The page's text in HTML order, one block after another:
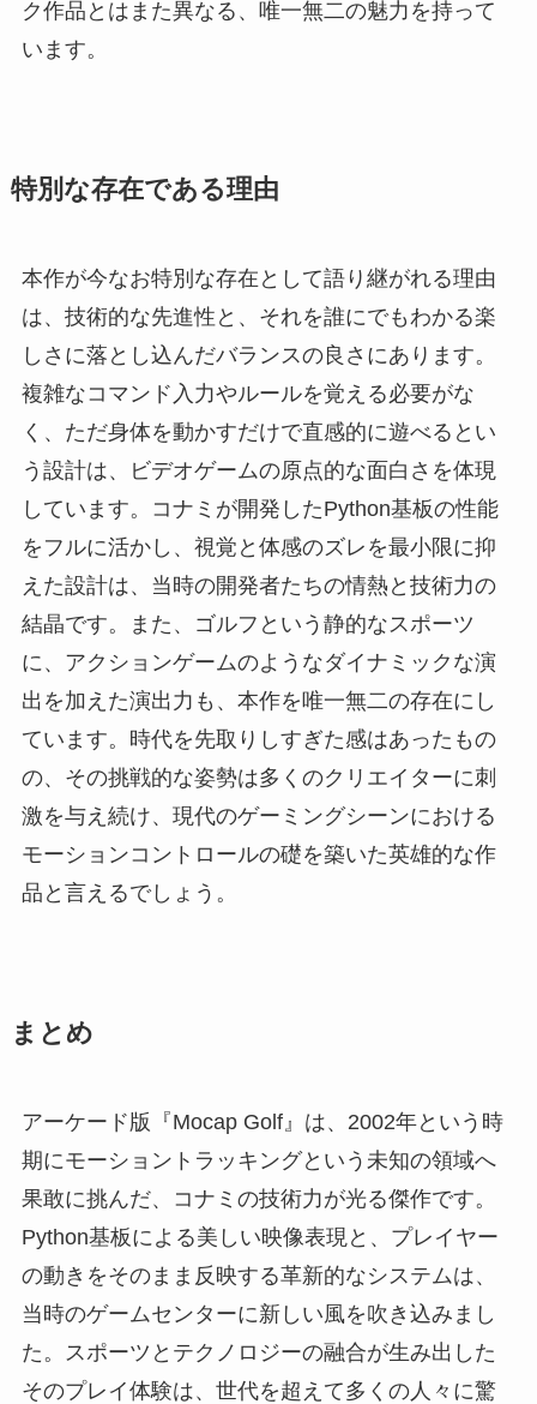
ク作品とはまた異なる、唯一無二の魅力を持って
います。
特別な存在である理由
本作が今なお特別な存在として語り継がれる理由
は、技術的な先進性と、それを誰にでもわかる楽
しさに落とし込んだバランスの良さにあります。
複雑なコマンド入力やルールを覚える必要がな
く、ただ身体を動かすだけで直感的に遊べるとい
う設計は、ビデオゲームの原点的な面白さを体現
しています。コナミが開発したPython基板の性能
をフルに活かし、視覚と体感のズレを最小限に抑
えた設計は、当時の開発者たちの情熱と技術力の
結晶です。また、ゴルフという静的なスポーツ
に、アクションゲームのようなダイナミックな演
出を加えた演出力も、本作を唯一無二の存在にし
ています。時代を先取りしすぎた感はあったもの
の、その挑戦的な姿勢は多くのクリエイターに刺
激を与え続け、現代のゲーミングシーンにおける
モーションコントロールの礎を築いた英雄的な作
品と言えるでしょう。
まとめ
アーケード版『Mocap Golf』は、2002年という時
期にモーショントラッキングという未知の領域へ
果敢に挑んだ、コナミの技術力が光る傑作です。
Python基板による美しい映像表現と、プレイヤー
の動きをそのまま反映する革新的なシステムは、
当時のゲームセンターに新しい風を吹き込みまし
た。スポーツとテクノロジーの融合が生み出した
そのプレイ体験は、世代を超えて多くの人々に驚